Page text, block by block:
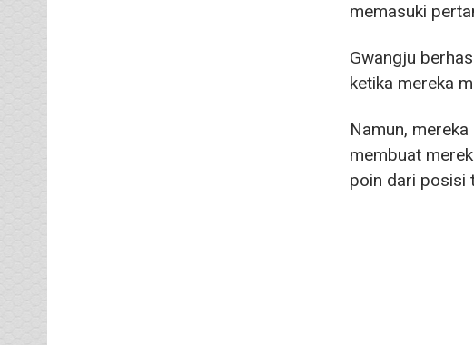
memasuki
Gwangju
ketika mereka
Namun,
membuat
poin dari posisi